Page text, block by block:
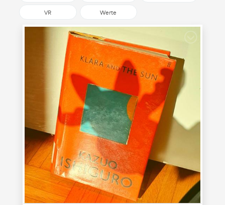
VR Werte